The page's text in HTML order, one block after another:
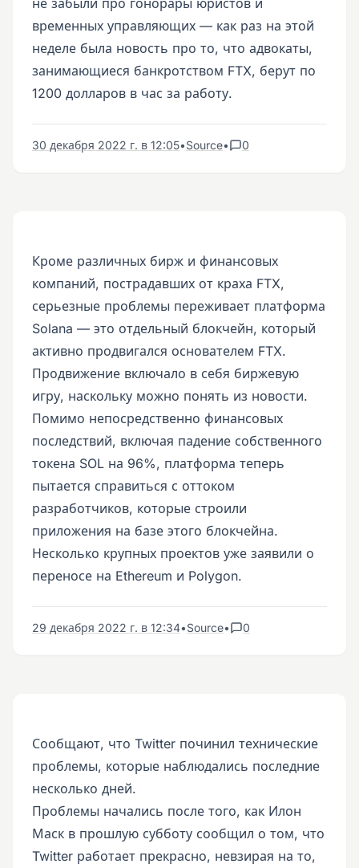
не забыли про гонорары юристов и
временных управляющих — как раз на этой
неделе была новость про то, что адвокаты,
занимающиеся банкротством FTX, берут по
1200 долларов в час за работу.
30 декабря 2022 г. в 12:05•Source• 0
Кроме различных бирж и финансовых
компаний, пострадавших от краха FTX,
серьезные проблемы переживает платформа
Solana — это отдельный блокчейн, который
активно продвигался основателем FTX.
Продвижение включало в себя биржевую
игру, наскольку можно понять из новости.
Помимо непосредственно финансовых
последствий, включая падение собственного
токена SOL на 96%, платформа теперь
пытается справиться с оттоком
разработчиков, которые строили
приложения на базе этого блокчейна.
Несколько крупных проектов уже заявили о
переносе на Ethereum и Polygon.
29 декабря 2022 г. в 12:34•Source• 0
Сообщают, что Twitter починил технические
проблемы, которые наблюдались последние
несколько дней.
Проблемы начались после того, как Илон
Маск в прошлую субботу сообщил о том, что
Twitter работает прекрасно, невзирая на то,